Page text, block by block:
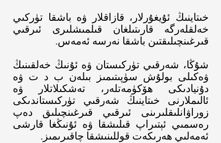
خىتاينىڭ ئۇيغۇرلار، قازاقلار ۋە باشقا تۈركىي
خەلقلەرگە قارىتىلغان قىلمىشلىرى ئىرقىي
قىرغىنچىلىقتىن باشقا نەرسە ئەمەس.
شۇڭا، شەرقىي تۈركىستان ۋە ئۇنىڭ خەلقىنىڭ
ۋەكىلى بولۇش سۈپىتىمىز بىلەن ب د ت ۋە
دۇنيادىكى ھۆكۈمەتلەر، تەشكىلاتلار ۋە
ئالىملارنى خىتاينىڭ شەرقىي تۈركىستاندىكى
زوراۋانلىقلىرىنى ئىرقىي قىرغىنچىلىق دەپ
رەسمىي ئېتىراپ قىلىشقا ۋە ئۇنىڭغا قارشى
ئەمەلىي ھەرىكەت قوللىنىشقا چاقىرىمىز .